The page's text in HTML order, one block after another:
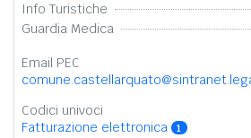
Info Turistiche
Guardia Medica
Email PEC
Codici univoci
Fatturazione elettronica
1